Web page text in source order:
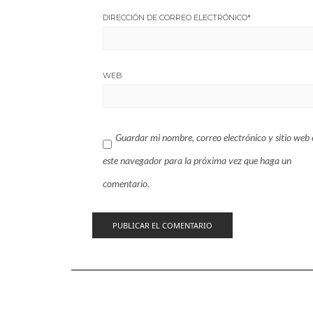
DIRECCIÓN DE CORREO ELECTRÓNICO*
WEB
Guardar mi nombre, correo electrónico y sitio web
este navegador para la próxima vez que haga un
comentario.